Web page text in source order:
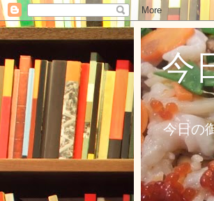
今
今日の